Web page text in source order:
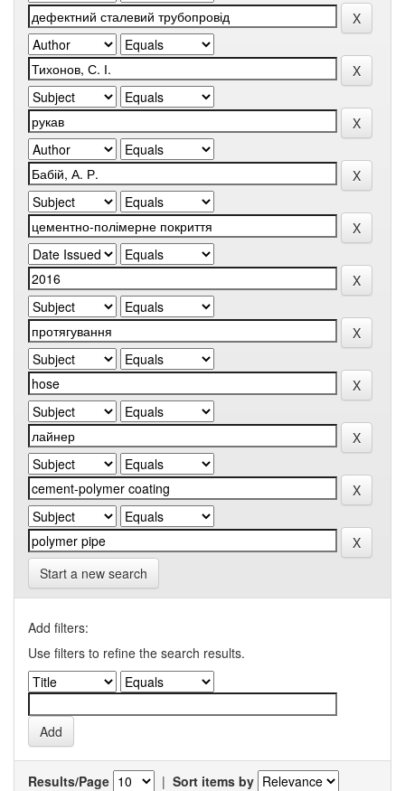
Start a new search
Add filters:
Use filters to refine the search results.
Results/Page | Sort items by